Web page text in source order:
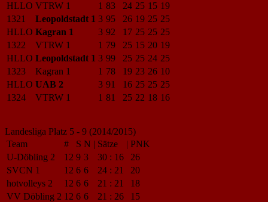
HLLO VTRW 1 1 83 24 25 15 19
1321
Leopoldstadt 1 3 95 26 19 25 25
HLLO Kagran 1 3 92 17 25 25 25
1322
VTRW 1 1 79 25 15 20 19
HLLO Leopoldstadt 1 3 99 25 25 24 25
1323
Kagran 1 1 78 19 23 26 10
HLLO UAB 2 3 91 16 25 25 25
1324
VTRW 1 1 81 25 22 18 16
Landesliga Platz 5 - 9 (2014/2015)
Team
# S N | Sätze | PNK
U-Döbling 2
12 9 3 30 : 16
26
SVCN 1
12 6 6 24 : 21
20
hotvolleys 2
12 6 6 21 : 21
18
VV Döbling 2 12 6 6 21 : 26
15